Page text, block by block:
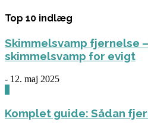
Top 10 indlæg
Skimmelsvamp fjernelse
skimmelsvamp for evigt
- 12. maj 2025
Komplet guide: Sådan